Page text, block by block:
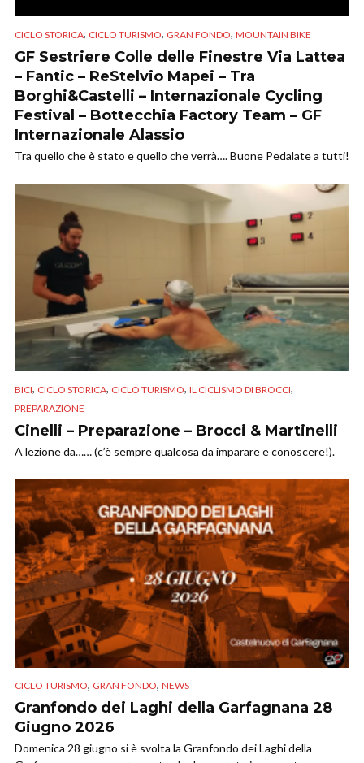
CICLO STORICA, CICLO TURISMO, GRAN FONDO, MOUNTAIN BIKE
GF Sestriere Colle delle Finestre Via Lattea
– Fantic – ReStelvio Mapei – Tra
Borghi&Castelli – Internazionale Cycling
Festival – Bottecchia Factory Team – GF
Internazionale Alassio
Tra quello che è stato e quello che verrà…. Buone Pedalate a tutti!
BICI, CICLO STORICA, CICLO TURISMO, IL CICLISMO DI BROCCI,
PREPARAZIONE
Cinelli – Preparazione – Brocci & Martinelli
A lezione da…… (c’è sempre qualcosa da imparare e conoscere!).
CICLO TURISMO, GRAN FONDO, NEWS
Granfondo dei Laghi della Garfagnana 28
Giugno 2026
Domenica 28 giugno si è svolta la Granfondo dei Laghi della